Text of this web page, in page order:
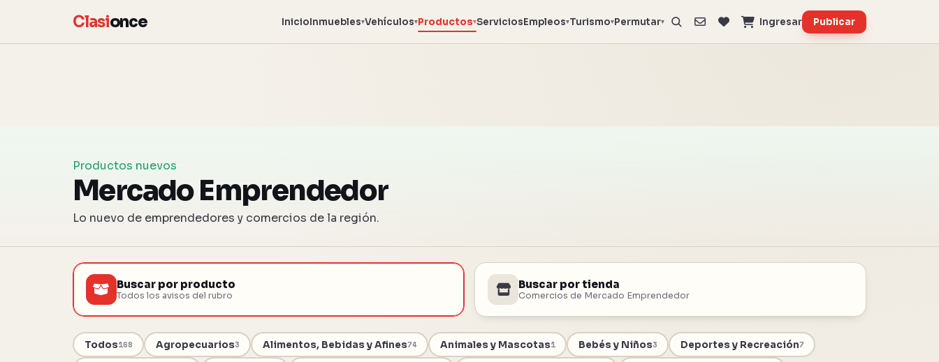
Clasionce InicioInmuebles▾Vehículos▾Productos▾ServiciosEmpleos▾Turismo▾Permutar▾ Ingresar Publicar
Productos nuevos
Mercado Emprendedor
Lo nuevo de emprendedores y comercios de la región.
Buscar por producto
Todos los avisos del rubro
Buscar por tienda
Comercios de Mercado Emprendedor
Todos168 Agropecuarios3 Alimentos, Bebidas y Afines74 Animales y Mascotas1 Bebés y Niños3 Deportes y Recreación7